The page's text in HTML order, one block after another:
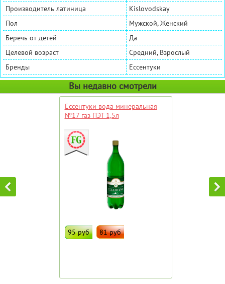
Производитель латиница
Kislovodskay
Пол
Мужской, Женский
Беречь от детей
Да
Целевой возраст
Средний, Взрослый
Бренды
Ессентуки
Вы недавно смотрели
Ессентуки вода минеральная
№17 газ ПЭТ 1,5л
95 руб 81 руб